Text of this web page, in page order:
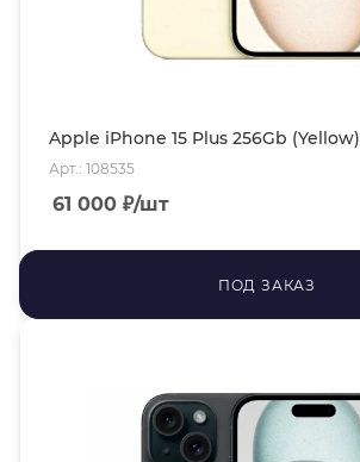
Apple iPhone 15 Plus 256Gb (Yellow)
Арт.: 108535
61 000 ₽/шт
ПОД ЗАКАЗ